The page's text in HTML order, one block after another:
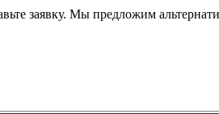
заявку. Мы предложим